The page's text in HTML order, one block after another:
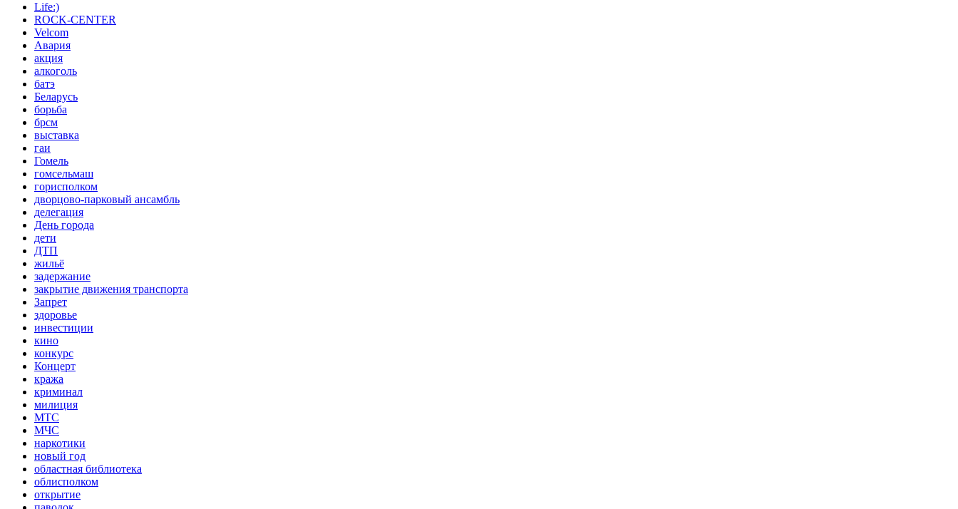
Life:)
ROCK-CENTER
Velcom
Авария
акция
алкоголь
батэ
Беларусь
борьба
брсм
выставка
гаи
Гомель
гомсельмаш
горисполком
дворцово-парковый ансамбль
делегация
День города
дети
ДТП
жильё
задержание
закрытие движения транспорта
Запрет
здоровье
инвестиции
кино
конкурс
Концерт
кража
криминал
милиция
МТС
МЧС
наркотики
новый год
областная библиотека
облисполком
открытие